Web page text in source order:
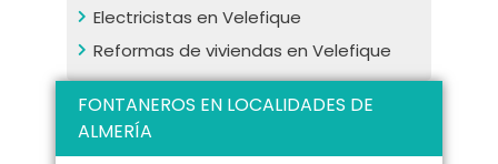
Electricistas en Velefique
Reformas de viviendas en Velefique
FONTANEROS EN LOCALIDADES DE
ALMERÍA